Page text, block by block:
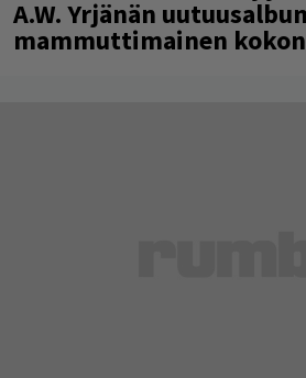
A.W. Yrjänän
mammuttimainen